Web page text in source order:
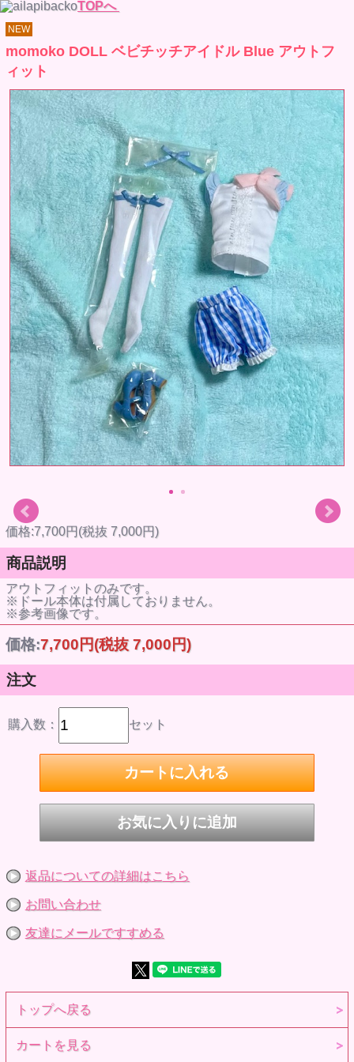
TOPへ
NEW
momoko DOLL ベビチッチアイドル Blue アウトフ
ィット
価格:7,700円(税抜 7,000円)
商品説明
アウトフィットのみです。
※ドール本体は付属しておりません。
※参考画像です。
価格:7,700円(税抜 7,000円)
注文
購入数： セット
返品についての詳細はこちら
お問い合わせ
友達にメールですすめる
トップへ戻る
カートを見る